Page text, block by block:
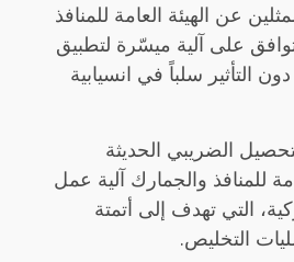
عن الهيئة العامة للمنافذ
على آلية ميسّرة لتطبيق
التأثير سلباً في انسيابية
الضريبي الحديثة
للمنافذ والجمارك آلية عمل
التي تهدف إلى أتمتة
التخليص.